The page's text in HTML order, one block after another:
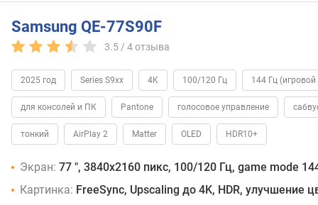
Samsung QE-77S90F
3.5 /4 отзыва
2025 год Series S9xx 4K 100/120 Гц 144 Гц
для консолей и ПК Pantone голосовое управление
тонкий AirPlay 2 Matter OLED HDR10+
Экран: 77 ", 3840x2160 пикс, 100/120 Гц, game mode
Картинка: FreeSync, Upscaling до 4K, HDR, улучшение